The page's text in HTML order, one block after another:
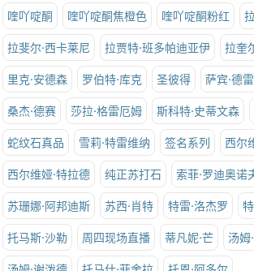
喹吖啶酮 喹吖啶酮焦橙色 喹吖啶酮粉红
拉斐尔·西卡莱尼 拉贾特·班多帕迪亚伊 拉奎
里克·安德森 罗伯特·库克 圣彼得 萨宾·德
桑杰·德赛 莎拉·格雷厄姆 斯科特·史蒂文森
蛇纹石真品 雪莉·特雷维纳 签名系列 西尔
西尔维娅·特拉德 纯正苏打石 索菲·罗迪奥诺
苏珊娜·阿邦迪斯 苏西·肖特 特雷·洛杰罗
托马斯·沙勒 周四现场直播 蒂凡妮·芒 汤姆